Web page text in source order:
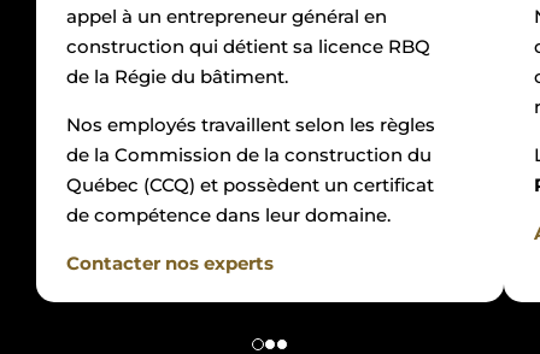
appel à un entrepreneur général en
construction qui détient sa licence RBQ
de la Régie du bâtiment.
Nos employés travaillent selon les règles
de la Commission de la construction du
Québec (CCQ) et possèdent un certificat
de compétence dans leur domaine.
Contacter nos experts